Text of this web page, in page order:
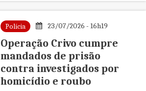
Polícia 23/07/2026 - 16h19
Operação Crivo cumpre
mandados de prisão
contra investigados por
homicídio e roubo